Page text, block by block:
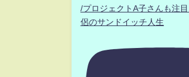
/プロジェクトA子さんも注
侶のサンドイッチ人生